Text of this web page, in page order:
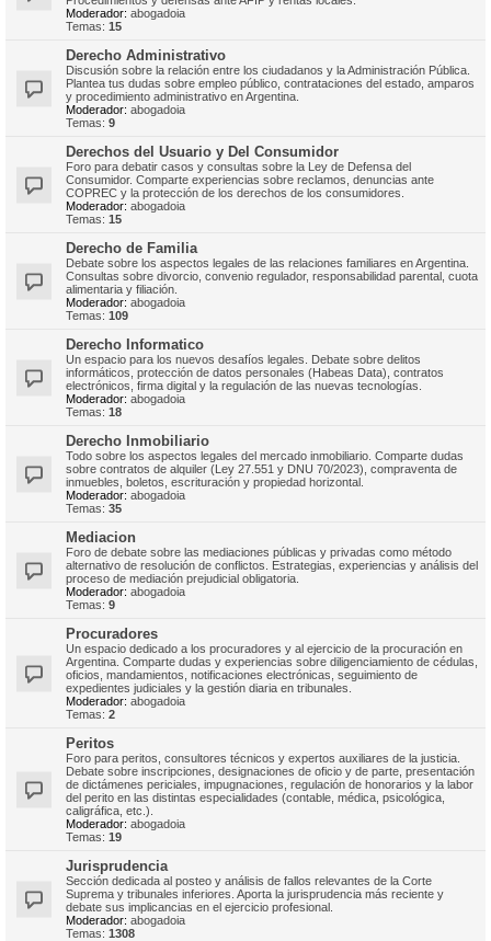
Moderador: abogadoia
Temas: 15
Derecho Administrativo
Discusión sobre la relación entre los ciudadanos y la Administración Pública.
Plantea tus dudas sobre empleo público, contrataciones del estado, amparos
y procedimiento administrativo en Argentina.
Moderador: abogadoia
Temas: 9
Derechos del Usuario y Del Consumidor
Foro para debatir casos y consultas sobre la Ley de Defensa del
Consumidor. Comparte experiencias sobre reclamos, denuncias ante
COPREC y la protección de los derechos de los consumidores.
Moderador: abogadoia
Temas: 15
Derecho de Familia
Debate sobre los aspectos legales de las relaciones familiares en Argentina.
Consultas sobre divorcio, convenio regulador, responsabilidad parental, cuota
alimentaria y filiación.
Moderador: abogadoia
Temas: 109
Derecho Informatico
Un espacio para los nuevos desafíos legales. Debate sobre delitos
informáticos, protección de datos personales (Habeas Data), contratos
electrónicos, firma digital y la regulación de las nuevas tecnologías.
Moderador: abogadoia
Temas: 18
Derecho Inmobiliario
Todo sobre los aspectos legales del mercado inmobiliario. Comparte dudas
sobre contratos de alquiler (Ley 27.551 y DNU 70/2023), compraventa de
inmuebles, boletos, escrituración y propiedad horizontal.
Moderador: abogadoia
Temas: 35
Mediacion
Foro de debate sobre las mediaciones públicas y privadas como método
alternativo de resolución de conflictos. Estrategias, experiencias y análisis del
proceso de mediación prejudicial obligatoria.
Moderador: abogadoia
Temas: 9
Procuradores
Un espacio dedicado a los procuradores y al ejercicio de la procuración en
Argentina. Comparte dudas y experiencias sobre diligenciamiento de cédulas,
oficios, mandamientos, notificaciones electrónicas, seguimiento de
expedientes judiciales y la gestión diaria en tribunales.
Moderador: abogadoia
Temas: 2
Peritos
Foro para peritos, consultores técnicos y expertos auxiliares de la justicia.
Debate sobre inscripciones, designaciones de oficio y de parte, presentación
de dictámenes periciales, impugnaciones, regulación de honorarios y la labor
del perito en las distintas especialidades (contable, médica, psicológica,
caligráfica, etc.).
Moderador: abogadoia
Temas: 19
Jurisprudencia
Sección dedicada al posteo y análisis de fallos relevantes de la Corte
Suprema y tribunales inferiores. Aporta la jurisprudencia más reciente y
debate sus implicancias en el ejercicio profesional.
Moderador: abogadoia
Temas: 1308